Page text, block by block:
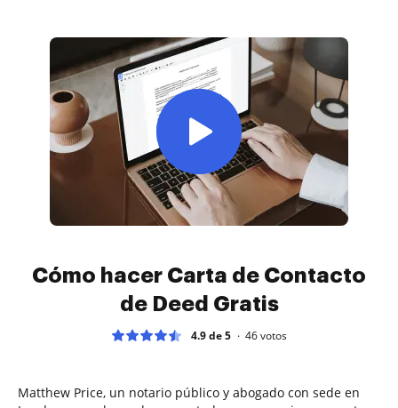
Cómo hacer Carta de Contacto
de Deed Gratis
4.9 de 5 46votos
Matthew Price, un notario público y abogado con sede en